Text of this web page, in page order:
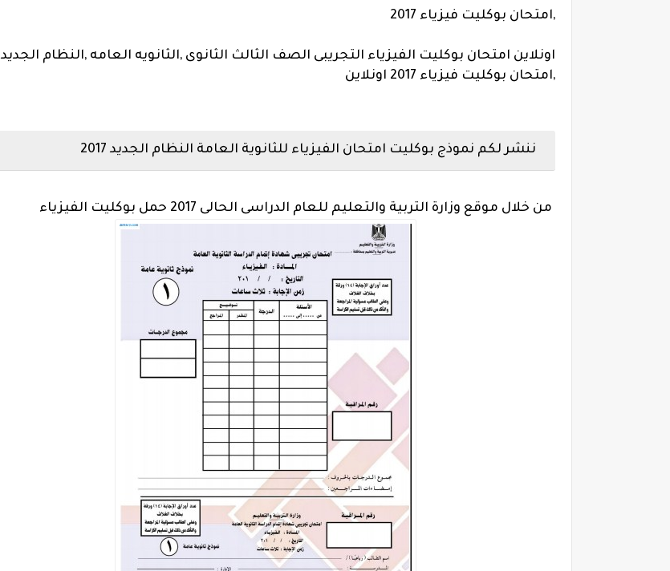
,امتحان بوكليت فيزياء 2017
اونلاين امتحان بوكليت الفيزياء التجريبى الصف الثالث الثانوى ,الثانويه العامه ,النظام الجديد
,امتحان بوكليت فيزياء 2017 اونلاين
ننشر لكم نموذج بوكليت امتحان الفيزياء للثانوية العامة النظام الجديد 2017
من خلال موقع وزارة التربية والتعليم للعام الدراسى الحالى 2017 حمل بوكليت الفيزياء